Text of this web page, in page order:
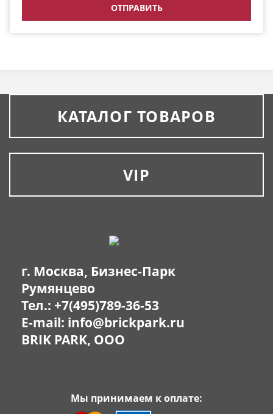
КАТАЛОГ ТОВАРОВ
VIP
г. Москва, Бизнес-Парк
Румянцево
Тел.: +7(495)789-36-53
E-mail: info@brickpark.ru
BRIK PARK, OOO
Мы принимаем к оплате: